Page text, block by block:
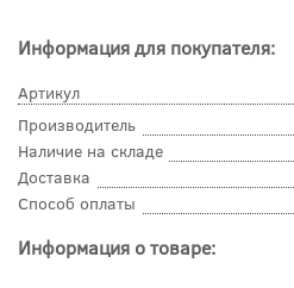
Информация для покупателя:
Артикул
Производитель
Наличие на складе
Доставка
Способ оплаты
Информация о товаре: